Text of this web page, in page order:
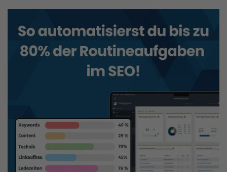
BLOG DURCHSUCHEN